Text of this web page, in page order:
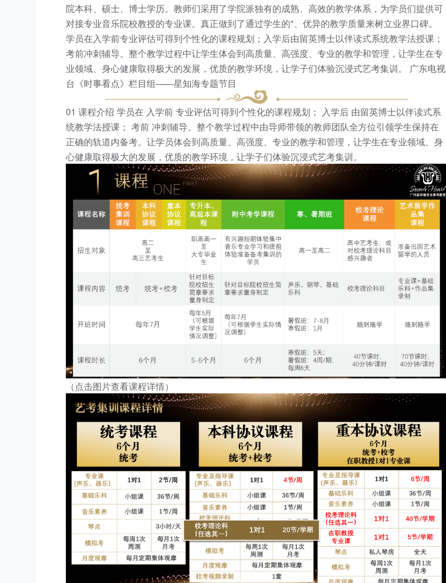
院本科、硕士、博士学历。教师们采用了学院派独有的成熟、高效的教学体系，为学员们提供可
对接专业音乐院校教授的专业课。真正做到了通过学生的*、优异的教学质量来树立业界口碑。
学员在入学前专业评估可得到个性化的课程规划；入学后由留英博士以伴读式系统教学法授课；
考前冲刺辅导。整个教学过程中让学生体会到高质量、高强度、专业的教学和管理，让学生在专
业领域、身心健康取得极大的发展，优质的教学环境，让学子们体验沉浸式艺考集训。 广东电视
台《时事看点》栏目组——星知海专题节目
01 课程介绍 学员在 入学前 专业评估可得到个性化的课程规划； 入学后 由留英博士以伴读式系
统教学法授课； 考前 冲刺辅导。整个教学过程中由导师带领的教师团队全方位引领学生保持在
正确的轨道内备考。让学员体会到高质量、高强度、专业的教学和管理，让学生在专业领域、身
心健康取得极大的发展，优质的教学环境，让学子们体验沉浸式艺考集训。
（点击图片查看课程详情）